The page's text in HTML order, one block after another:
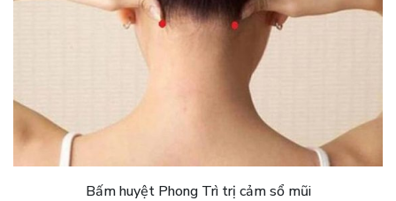
Bấm huyệt Phong Trì trị cảm sổ mũi